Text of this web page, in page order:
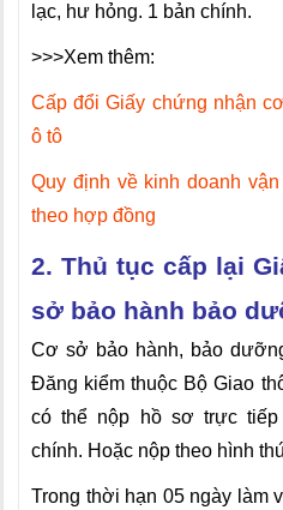
lạc, hư hỏng. 1 bản chính.
>>>Xem thêm:
Cấp đổi Giấy chứng nhận
ô tô
Quy định về kinh doanh
theo hợp đồng
2. Thủ tục cấp lại
sở bảo hành bảo
Cơ sở bảo hành, bảo
Đăng kiểm thuộc Bộ Giao
có thể nộp hồ sơ trực
chính. Hoặc nộp theo hình
Trong thời hạn 05 ngày làm